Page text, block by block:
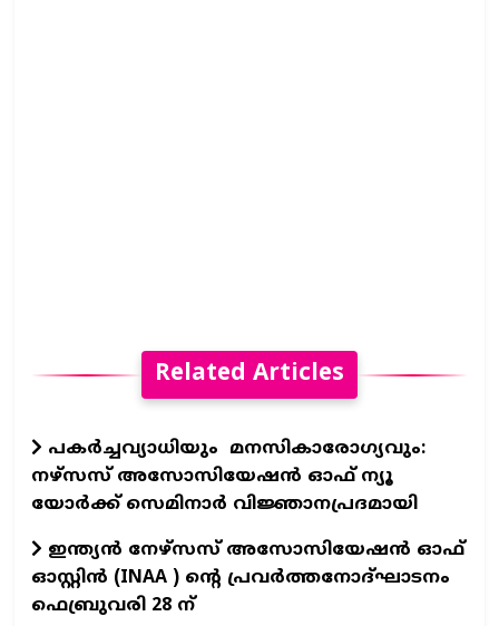
Related Articles
പകർച്ചവ്യാധിയും മനസികാരോഗ്യവും:
നഴ്സസ് അസോസിയേഷൻ ഓഫ് ന്യൂ
യോർക്ക് സെമിനാർ വിജ്ഞാനപ്രദമായി
ഇന്ത്യന്‍ നേഴ്സസ് അസോസിയേഷന്‍ ഓഫ്
ഓസ്റ്റിന്‍ (INAA ) ന്റെ പ്രവര്‍ത്തനോദ്ഘാടനം
ഫെബ്രുവരി 28 ന്